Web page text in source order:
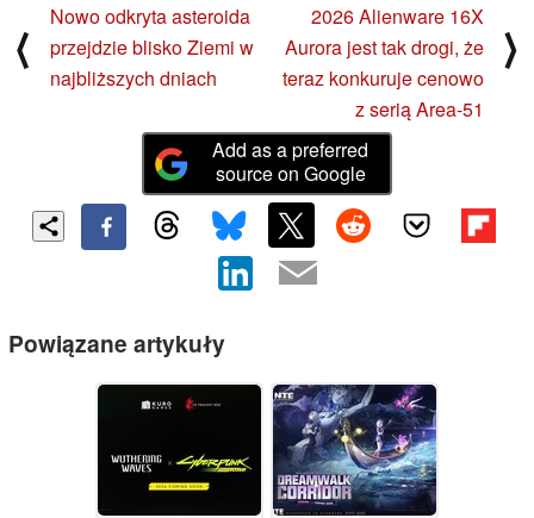
⟨
Nowo odkryta asteroida
przejdzie blisko Ziemi w
najbliższych dniach
2026 Alienware 16X
Aurora jest tak drogi, że
teraz konkuruje cenowo
z serią Area-51
⟩
Add as a preferred
source on Google
Powiązane artykuły